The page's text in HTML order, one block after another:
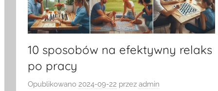
10 sposobów na efektywny relaks
po pracy
Opublikowano 2024-09-22 przezadmin